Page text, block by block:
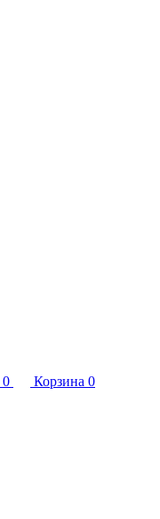
0 Корзина 0